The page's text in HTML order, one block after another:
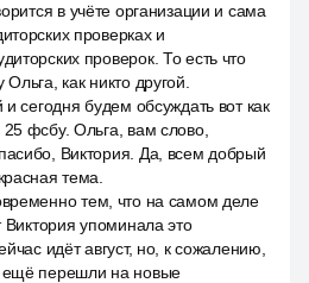
в учёте организации и сама
проверках и
проверок. То есть что
как никто другой.
и сегодня будем обсуждать вот как
фсбу. Ольга, вам слово,
Виктория. Да, всем добрый
тема.
тем, что на самом деле
Виктория упоминала это
идёт август, но, к сожалению,
ещё перешли на новые